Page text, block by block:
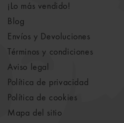
¡Lo más vendido!
Blog
Envíos y Devoluciones
Términos y condiciones
Aviso legal
Política de privacidad
Política de cookies
Mapa del sitio